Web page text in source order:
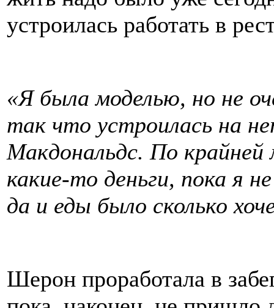
устроилась работать в
«Я была моделью, но не
так что устроилась на
Макдональдс. По
какие-то деньги, пока я
да и еды было сколько
Шерон проработала в